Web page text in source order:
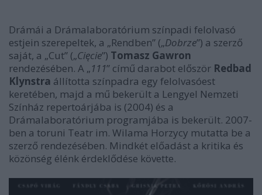
Drámái a Drámalaboratórium színpadi felolvasó
estjein szerepeltek, a „Rendben” („Dobrze”) a szerző
saját, a „Cut” („Cięcie”) Tomasz Gawron
rendezésében. A „111” című darabot először Redbad
Klynstra állította színpadra egy felolvasóest
keretében, majd a mű bekerült a Lengyel Nemzeti
Színház repertoárjába is (2004) és a
Drámalaboratórium programjába is bekerült. 2007-
ben a toruni Teatr im. Wilama Horzycy mutatta be a
szerző rendezésében. Mindkét előadást a kritika és
közönség élénk érdeklődése követte.